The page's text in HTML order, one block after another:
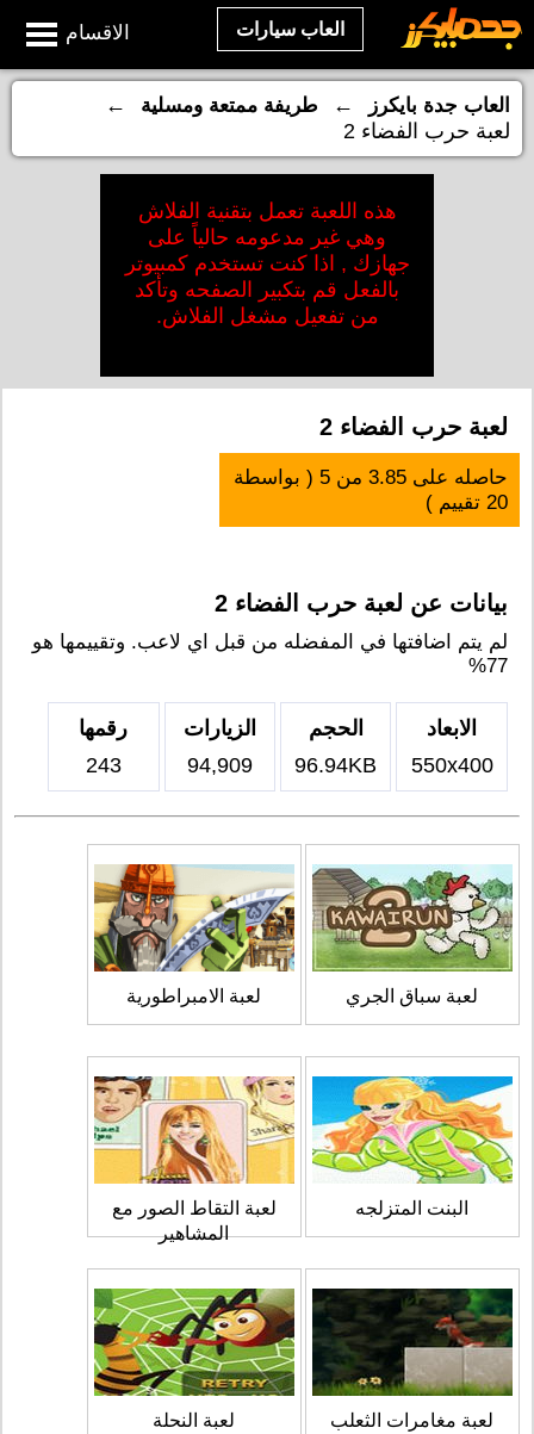
الاقسام العاب سيارات
العاب جدة بايكرز ← طريفة ممتعة ومسلية
←
لعبة حرب الفضاء 2
هذه اللعبة تعمل بتقنية الفلاش
وهي غير مدعومه حالياً على
جهازك , اذا كنت تستخدم كمبيوتر
بالفعل قم بتكبير الصفحه وتأكد
من تفعيل مشغل الفلاش.
لعبة حرب الفضاء 2
حاصله على3.85 من5 ( بواسطة
20 تقييم )
بيانات عن لعبة حرب الفضاء 2
لم يتم اضافتها في المفضله من قبل اي لاعب. وتقييمها هو
77%
الابعاد
550x400
الحجم
96.94KB
الزيارات
94,909
رقمها
243
لعبة سباق الجري لعبة الامبراطورية
البنت المتزلجه
لعبة التقاط الصور مع
المشاهير
لعبة مغامرات الثعلب لعبة النحلة